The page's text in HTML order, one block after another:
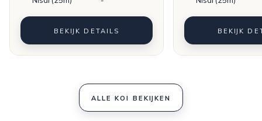
BEKIJK DETAILS BEKIJK
ALLE KOI BEKIJKEN